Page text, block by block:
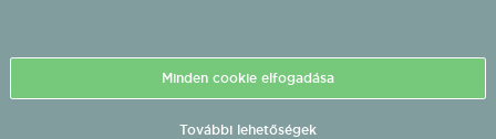
Részletek
Minden cookie elfogadása
További lehetőségek